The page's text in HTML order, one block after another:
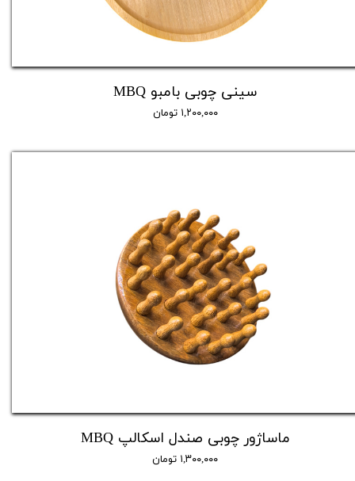
سینی چوبی بامبو MBQ
۱,۲۰۰,۰۰۰ تومان
ماساژور چوبی صندل اسکالپ MBQ
۱,۳۰۰,۰۰۰ تومان